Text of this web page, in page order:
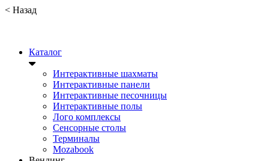
< Назад
Каталог
Интерактивные шахматы
Интерактивные панели
Интерактивные песочницы
Интерактивные полы
Лого комплексы
Сенсорные столы
Терминалы
Mozabook